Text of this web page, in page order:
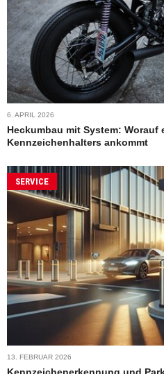
6. APRIL 2026
Heckumbau mit System:
Kennzeichenhalters ankommt
SERVICE
13. FEBRUAR 2026